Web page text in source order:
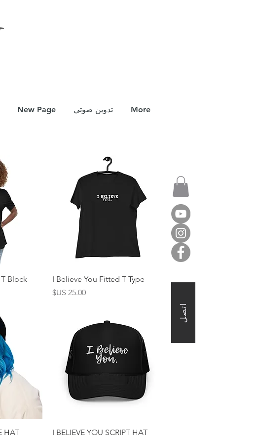
New Page تدوين صوتي More
العرض السريع
I Believe You Fitted T Type
السعر‏25.00 US$
Block
العرض السريع
I BELIEVE YOU SCRIPT HAT
HAT
اتصل